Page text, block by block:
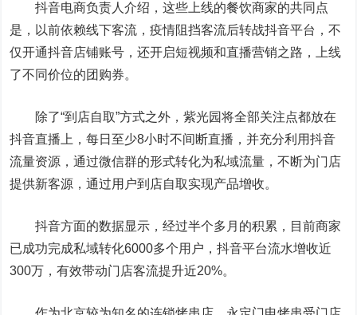
抖音电商负责人介绍，这些上线的餐饮商家的共同点
是，以前依赖线下客流，疫情阻挡客流后转战抖音平台，不
仅开通抖音店铺账号，还开启短视频和直播营销之路，上线
了不同价位的团购券。
除了“到店自取”方式之外，紫光园将全部关注点都放在
抖音直播上，每日至少8小时不间断直播，并充分利用抖音
流量资源，通过微信群的形式转化为私域流量，不断为门店
提供新客源，通过用户到店自取实现产品增收。
抖音方面的数据显示，经过半个多月的积累，目前商家
已成功完成私域转化6000多个用户，抖音平台流水增收近
300万，有效带动门店客流提升近20%。